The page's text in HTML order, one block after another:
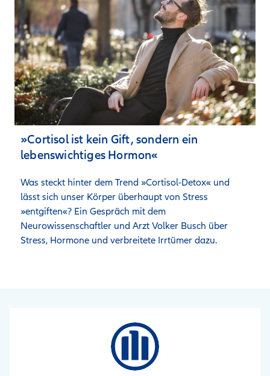
»Cortisol ist kein Gift, sondern ein
lebenswichtiges Hormon«
Was steckt hinter dem Trend »Cortisol-Detox« und
lässt sich unser Körper überhaupt von Stress
»entgiften«? Ein Gespräch mit dem
Neurowissenschaftler und Arzt Volker Busch über
Stress, Hormone und verbreitete Irrtümer dazu.